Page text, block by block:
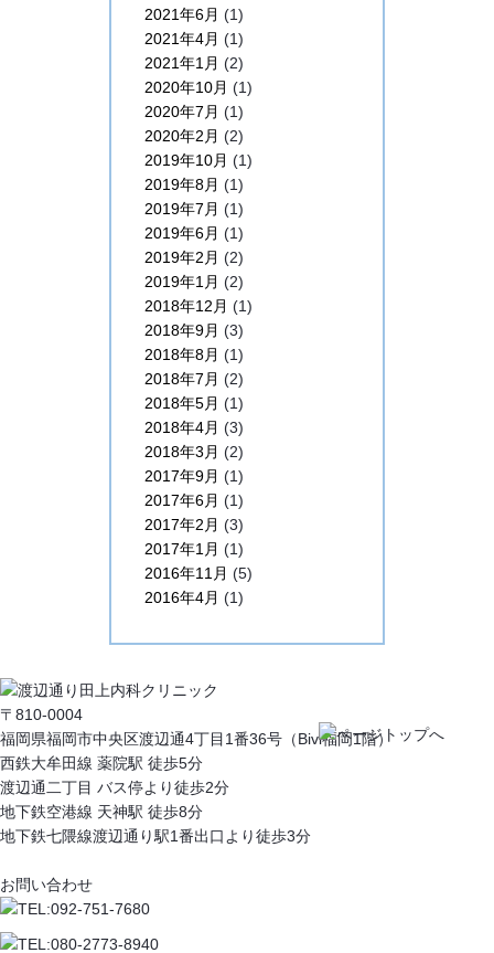
2021年6月 (1)
2021年4月 (1)
2021年1月 (2)
2020年10月 (1)
2020年7月 (1)
2020年2月 (2)
2019年10月 (1)
2019年8月 (1)
2019年7月 (1)
2019年6月 (1)
2019年2月 (2)
2019年1月 (2)
2018年12月 (1)
2018年9月 (3)
2018年8月 (1)
2018年7月 (2)
2018年5月 (1)
2018年4月 (3)
2018年3月 (2)
2017年9月 (1)
2017年6月 (1)
2017年2月 (3)
2017年1月 (1)
2016年11月 (5)
2016年4月 (1)
〒810-0004
福岡県福岡市中央区渡辺通4丁目1番36号（Bivi福岡1階）
西鉄大牟田線 薬院駅 徒歩5分
渡辺通二丁目 バス停より徒歩2分
地下鉄空港線 天神駅 徒歩8分
地下鉄七隈線渡辺通り駅1番出口より徒歩3分
お問い合わせ